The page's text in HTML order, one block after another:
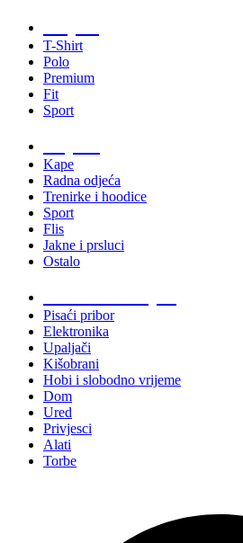
T-Shirt
Polo
Premium
Fit
Sport
Kape
Radna odjeća
Trenirke i hoodice
Sport
Flis
Jakne i prsluci
Ostalo
Pisaći pribor
Elektronika
Upaljači
Kišobrani
Hobi i slobodno vrijeme
Dom
Ured
Privjesci
Alati
Torbe